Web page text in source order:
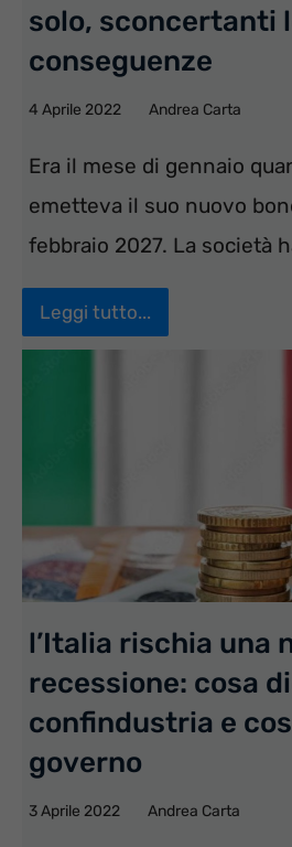
solo, sconcertanti
conseguenze
4 Aprile 2022 Andrea Carta
Era il mese di gennaio
emetteva il suo nuovo
febbraio 2027. La società
Leggi tutto...
l’Italia rischia una
recessione: cosa
confindustria e
governo
3 Aprile 2022 Andrea Carta